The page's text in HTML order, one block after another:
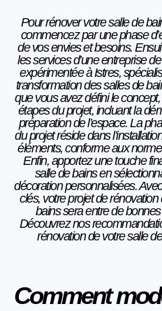
Pour rénover votre salle de
commencez par une phase
de vos envies et besoins.
les services d’une entreprise
expérimentée à Istres,
transformation des salles de
que vous avez défini le
étapes du projet, incluant la
préparation de l’espace. La
du projet réside dans
éléments, conforme aux
Enfin, apportez une touche
salle de bains en
décoration personnalisées.
clés, votre projet de rénovation
bains sera entre de
Découvrez nos
rénovation de votre salle
Comment